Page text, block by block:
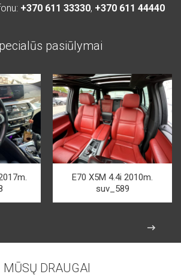
+370 611 33330, +370 611 44440
pasiūlymai
E70 X5M 4.4i 2010m.
suv_589
MŪSŲ DRAUGAI